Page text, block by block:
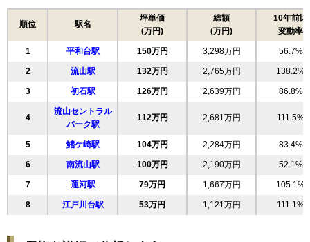
117万円 2,563万円 137.6%
63万円 1,313万円 79.8%
19 駒木台 47万円 1,036万円 52.6%
20 富士見台 43万円 906万円 100.4%
順位 駅名
坪単価
(万円)
総額
(万円)
10年前比
変動率
1 平和台駅 150万円 3,298万円 56.7%
2 流山駅 132万円 2,765万円 138.2%
3 初石駅 126万円 2,639万円 86.8%
4
流山セントラル
パーク駅
112万円 2,681万円 111.5%
5 鰭ケ崎駅 104万円 2,284万円 83.4%
6 南流山駅 100万円 2,190万円 52.1%
7 運河駅 79万円 1,667万円 105.1%
8 江戸川台駅 53万円 1,121万円 111.1%